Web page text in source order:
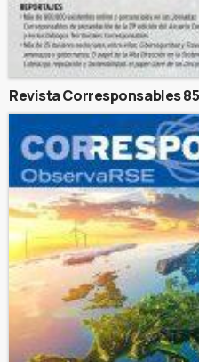
Revista Corresponsables 85